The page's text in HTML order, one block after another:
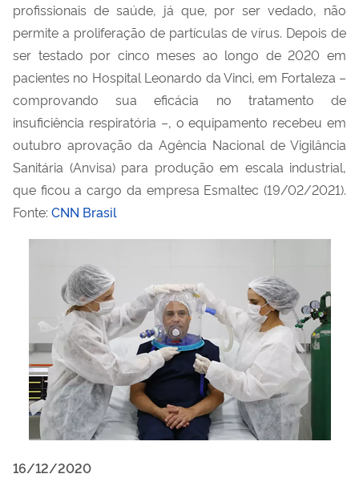
profissionais de saúde, já que, por ser vedado, não
permite a proliferação de partículas de vírus. Depois de
ser testado por cinco meses ao longo de 2020 em
pacientes no Hospital Leonardo da Vinci, em Fortaleza –
comprovando sua eficácia no tratamento de
insuficiência respiratória –, o equipamento recebeu em
outubro aprovação da Agência Nacional de Vigilância
Sanitária (Anvisa) para produção em escala industrial,
que ficou a cargo da empresa Esmaltec (19/02/2021).
Fonte: CNN Brasil
16/12/2020